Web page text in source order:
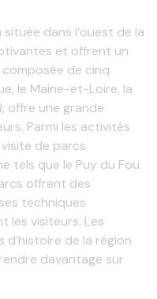
dans l’ouest de la
et offrent un
de cinq
le Maine-et-Loire, la
offre une grande
Parmi les activités
de parcs
tels que le Puy du Fou
offrent des
techniques
les visiteurs. Les
d’histoire de la région
davantage sur